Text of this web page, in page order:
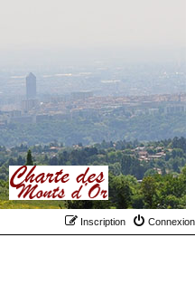
Connexion
Inscription